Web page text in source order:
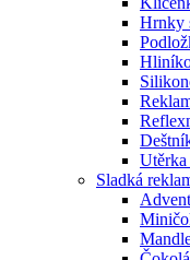
Hrnky
Sladká